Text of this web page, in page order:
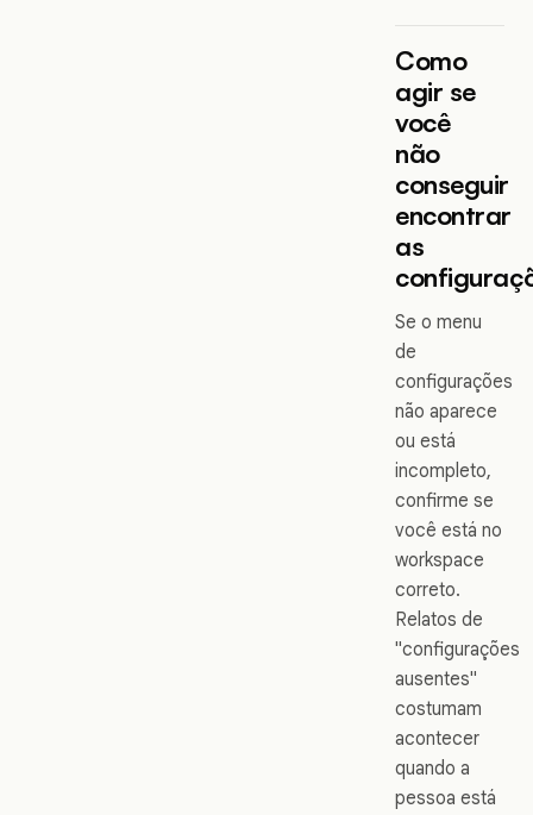
Como
agir se
você
não
conseguir
encontrar
as
Se o menu
de
configurações
não aparece
ou está
incompleto,
confirme se
você está no
workspace
correto.
Relatos de
"configurações
ausentes"
costumam
acontecer
quando a
pessoa está